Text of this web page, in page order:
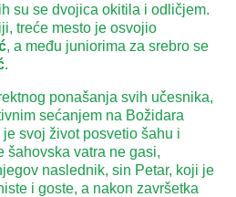
su se dvojica okitila i odličjem.
treće mesto je osvojio
, a među juniorima za srebro se
.
ponašanja svih učesnika,
sećanjem na Božidara
svoj život posvetio šahu i
šahovska vatra ne gasi,
naslednik, sin Petar, koji je
i goste, a nakon završetka